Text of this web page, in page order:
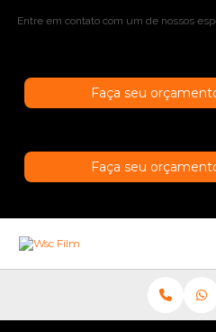
Entre em contato com um de nossos
Faça seu
Faça seu